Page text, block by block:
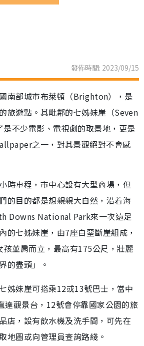
發佈時間: 2023/09/15
南部城市布萊頓（Brighton），是
旅遊點。其毗鄰的七姊妹崖（Seven
不少電影、電視劇的取景地，更是
之一，對其景觀絕對不會感
時車程，市中心設有大型商場，但
的目的都是想親親大自然，沿着海
Downs National Park來一次遠足
的七姊妹崖，由7座白堊斷崖組成，
孩並肩而立，最高有175公尺，壯麗
的盡頭」。
姊妹崖可搭乘12或13號巴士，當中
達觀景台，12號會停靠國家公園的旅
店，設有飲水機及洗手間，可先在
地圖或向管理員查詢路綫。